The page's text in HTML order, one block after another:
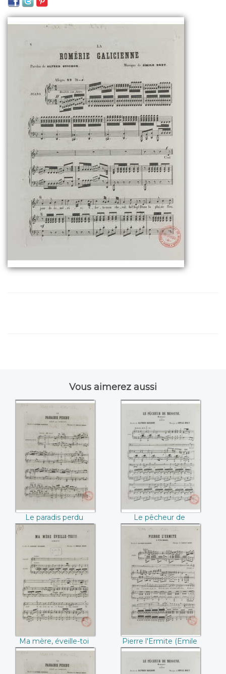
Vous aimerez aussi
Le paradis perdu
((Emile Bret /
Alfred Guichon))
Le paradis perdu
(Emile Bret / Alfred
Guichon)
Le pêcheur de
Messine ((Emile
Bret / Alfred
Guichon))
Le pêcheur de
Messine (Emile Bret
/ Alfred Guichon)
Ma mère, éveille-toi
((Emile Bret /
Alfred Guichon))
Ma mère, éveille-toi
(Emile Bret / Alfred
Guichon)
Pierre l'Ermite
((Emile Bret /
Alfred Guichon))
Pierre l'Ermite (Emile
Bret / Alfred
Guichon)